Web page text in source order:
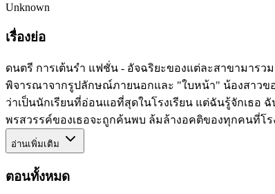
Unknown
เรื่องย่อ
ดนตรี การเต้นรำ แฟชั่น - อัจฉริยะของแต่ละสาขามารว
พิจารณาจากรูปลักษณ์ภายนอกและ "ใบหน้า" น้องสาวข
ว่าเป็นนักเรียนที่อ่อนแอที่สุดในโรงเรียน แต่ฉันรู้จักเธอ
พรสวรรค์ของเธอจะถูกค้นพบ ล้มล้างอคติของทุกคนที่โร
อ่านเพิ่มเติม
ตอนทั้งหมด